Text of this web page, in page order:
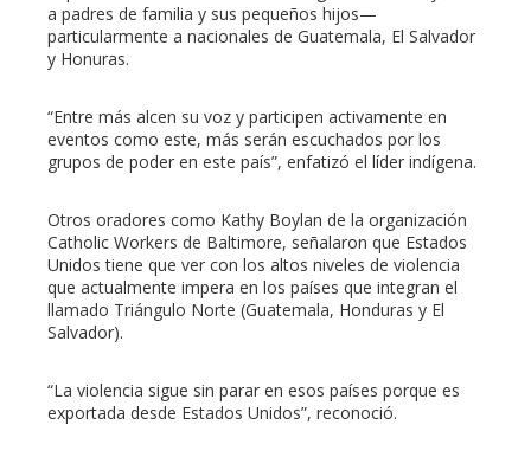
a padres de familia y sus pequeños hijos—
particularmente a nacionales de Guatemala, El Salvador
y Honuras.
“Entre más alcen su voz y participen activamente en
eventos como este, más serán escuchados por los
grupos de poder en este país”, enfatizó el líder indígena.
Otros oradores como Kathy Boylan de la organización
Catholic Workers de Baltimore, señalaron que Estados
Unidos tiene que ver con los altos niveles de violencia
que actualmente impera en los países que integran el
llamado Triángulo Norte (Guatemala, Honduras y El
Salvador).
“La violencia sigue sin parar en esos países porque es
exportada desde Estados Unidos”, reconoció.